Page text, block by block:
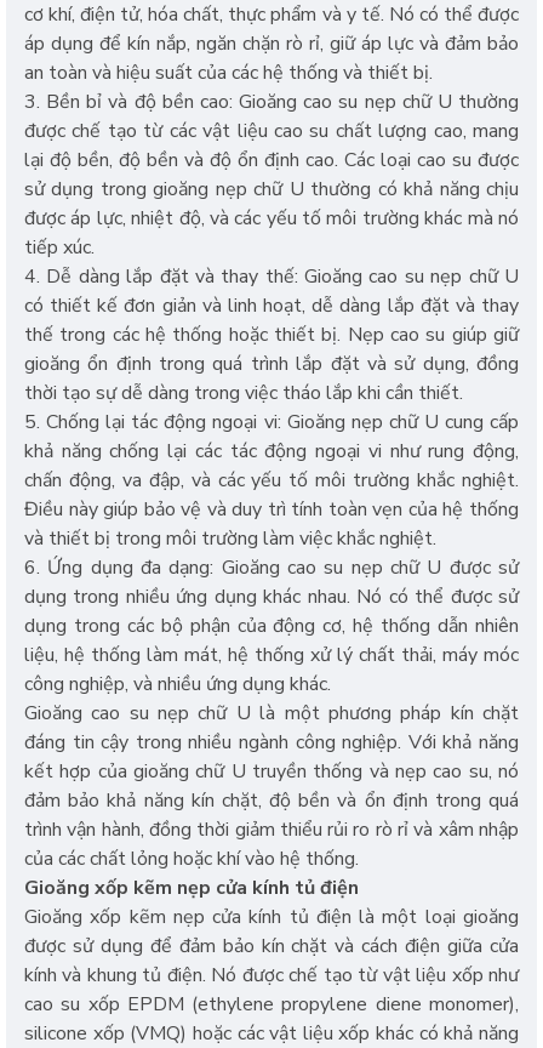
cơ khí, điện tử, hóa chất, thực phẩm và y tế. Nó có thể được
áp dụng để kín nắp, ngăn chặn rò rỉ, giữ áp lực và đảm bảo
an toàn và hiệu suất của các hệ thống và thiết bị.
3. Bền bỉ và độ bền cao: Gioăng cao su nẹp chữ U thường
được chế tạo từ các vật liệu cao su chất lượng cao, mang
lại độ bền, độ bền và độ ổn định cao. Các loại cao su được
sử dụng trong gioăng nẹp chữ U thường có khả năng chịu
được áp lực, nhiệt độ, và các yếu tố môi trường khác mà nó
tiếp xúc.
4. Dễ dàng lắp đặt và thay thế: Gioăng cao su nẹp chữ U
có thiết kế đơn giản và linh hoạt, dễ dàng lắp đặt và thay
thế trong các hệ thống hoặc thiết bị. Nẹp cao su giúp giữ
gioăng ổn định trong quá trình lắp đặt và sử dụng, đồng
thời tạo sự dễ dàng trong việc tháo lắp khi cần thiết.
5. Chống lại tác động ngoại vi: Gioăng nẹp chữ U cung cấp
khả năng chống lại các tác động ngoại vi như rung động,
chấn động, va đập, và các yếu tố môi trường khắc nghiệt.
Điều này giúp bảo vệ và duy trì tính toàn vẹn của hệ thống
và thiết bị trong môi trường làm việc khắc nghiệt.
6. Ứng dụng đa dạng: Gioăng cao su nẹp chữ U được sử
dụng trong nhiều ứng dụng khác nhau. Nó có thể được sử
dụng trong các bộ phận của động cơ, hệ thống dẫn nhiên
liệu, hệ thống làm mát, hệ thống xử lý chất thải, máy móc
công nghiệp, và nhiều ứng dụng khác.
Gioăng cao su nẹp chữ U là một phương pháp kín chặt
đáng tin cậy trong nhiều ngành công nghiệp. Với khả năng
kết hợp của gioăng chữ U truyền thống và nẹp cao su, nó
đảm bảo khả năng kín chặt, độ bền và ổn định trong quá
trình vận hành, đồng thời giảm thiểu rủi ro rò rỉ và xâm nhập
của các chất lỏng hoặc khí vào hệ thống.
Gioăng xốp kẽm nẹp cửa kính tủ điện
Gioăng xốp kẽm nẹp cửa kính tủ điện là một loại gioăng
được sử dụng để đảm bảo kín chặt và cách điện giữa cửa
kính và khung tủ điện. Nó được chế tạo từ vật liệu xốp như
cao su xốp EPDM (ethylene propylene diene monomer),
silicone xốp (VMQ) hoặc các vật liệu xốp khác có khả năng